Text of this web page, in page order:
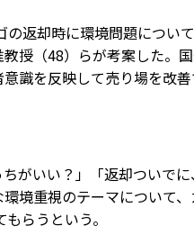
却時に環境問題につい
授（48）らが考案した。
識を反映して売り場を改
がいい？」「返却ついで
境重視のテーマについて
らうという。